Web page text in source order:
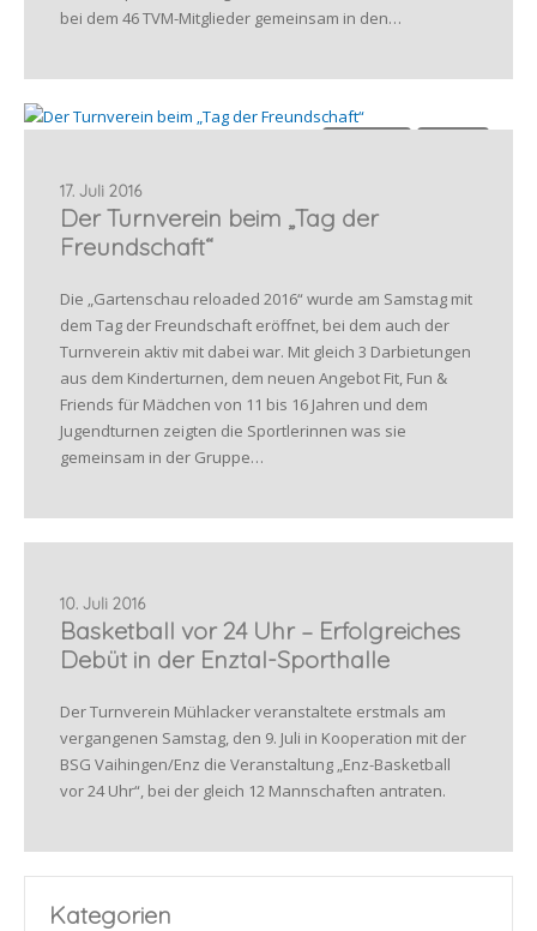
bei dem 46 TVM-Mitglieder gemeinsam in den…
17. Juli 2016
Der Turnverein beim „Tag der
Freundschaft“
Die „Gartenschau reloaded 2016“ wurde am Samstag mit
dem Tag der Freundschaft eröffnet, bei dem auch der
Turnverein aktiv mit dabei war. Mit gleich 3 Darbietungen
aus dem Kinderturnen, dem neuen Angebot Fit, Fun &
Friends für Mädchen von 11 bis 16 Jahren und dem
Jugendturnen zeigten die Sportlerinnen was sie
gemeinsam in der Gruppe…
10. Juli 2016
Basketball vor 24 Uhr – Erfolgreiches
Debüt in der Enztal-Sporthalle
Der Turnverein Mühlacker veranstaltete erstmals am
vergangenen Samstag, den 9. Juli in Kooperation mit der
BSG Vaihingen/Enz die Veranstaltung „Enz-Basketball
vor 24 Uhr“, bei der gleich 12 Mannschaften antraten.
Kategorien